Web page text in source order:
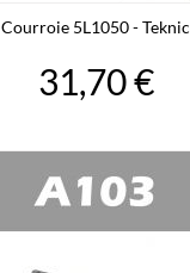
Courroie 5L1050 - Teknic
31,70 €